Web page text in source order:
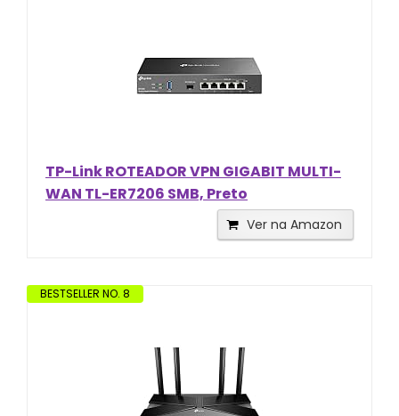
TP-Link ROTEADOR VPN GIGABIT MULTI-
WAN TL-ER7206 SMB, Preto
Ver na Amazon
BESTSELLER NO. 8